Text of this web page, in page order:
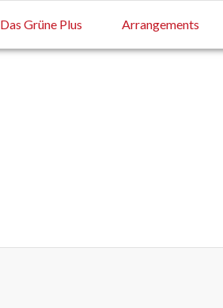
Das Grüne Plus Arrangements